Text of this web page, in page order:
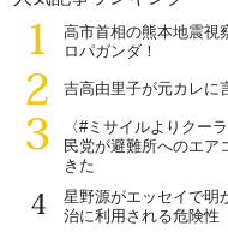
1
高市首相の熊本地震視
ロパガンダ！
2
吉高由里子が元カレに
3
〈#ミサイルよりクー
民党が避難所へのエア
きた
4
星野源がエッセイで明
治に利用される危険性